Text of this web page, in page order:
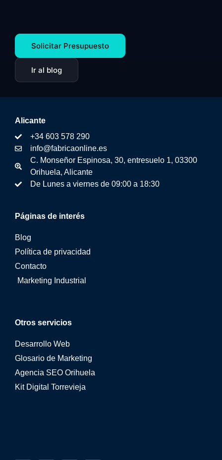
Solicitar Presupuesto
Ir al blog
Otros servicios
Desarrollo Web
Glosario de Marketing
Agencia SEO Orihuela
Kit Digital Torrevieja
Páginas de interés
Blog
Política de privacidad
Contacto
Marketing Industrial
Alicante
+34 603 578 290
info@fabricaonline.es
C. Monseñor Espinosa, 30, entresuelo 1, 03300
Orihuela, Alicante
De Lunes a viernes de 09:00 a 18:30